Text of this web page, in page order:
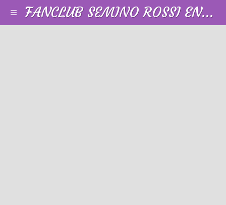
FANCLUB SEMINO ROSSI EN FRANCE